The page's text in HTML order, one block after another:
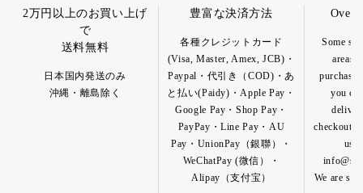
2万円以上のお買い上げ
で
送料無料
日本国内発送のみ
沖縄・離島除く
豊富な決済方法
各種クレジットカード
(Visa, Master, Amex, JCB)・
Paypal・代引き（COD)・あ
と払い(Paidy)・Apple Pay・
Google Pay・Shop Pay・
PayPay・Line Pay・AU
Pay・UnionPay（銀聯）・
WeChatPay (微信）・
Alipay（支付宝）
Some
areas
purchase
you
checkout
us
We are so